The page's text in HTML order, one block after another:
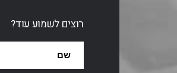
רוצים לשמוע עוד?